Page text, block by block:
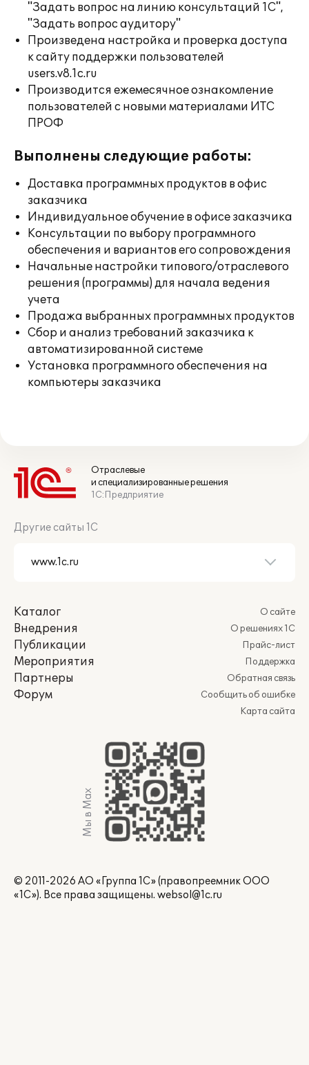
"Задать вопрос на линию консультаций 1С",
"Задать вопрос аудитору"
Произведена настройка и проверка доступа
к сайту поддержки пользователей
users.v8.1c.ru
Производится ежемесячное ознакомление
пользователей с новыми материалами ИТС
ПРОФ
Выполнены следующие работы:
Доставка программных продуктов в офис
заказчика
Индивидуальное обучение в офисе заказчика
Консультации по выбору программного
обеспечения и вариантов его сопровождения
Начальные настройки типового/отраслевого
решения (программы) для начала ведения
учета
Продажа выбранных программных продуктов
Сбор и анализ требований заказчика к
автоматизированной системе
Установка программного обеспечения на
компьютеры заказчика
Отраслевые
и специализированные решения
1С:Предприятие
Другие сайты 1С
Каталог
Внедрения
Публикации
Мероприятия
Партнеры
Форум
О сайте
О решениях 1С
Прайс-лист
Поддержка
Обратная связь
Сообщить об ошибке
Карта сайта
Мы в Max
© 2011-2026 АО «Группа 1С» (правопреемник ООО
«1С»). Все права защищены. websol@1c.ru